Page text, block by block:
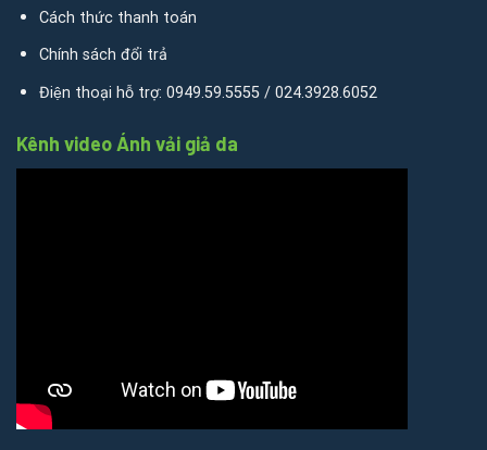
Cách thức thanh toán
Chính sách đổi trả
Điện thoại hỗ trợ: 0949.59.5555 / 024.3928.6052
Kênh video Ánh vải giả da